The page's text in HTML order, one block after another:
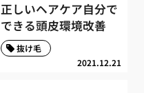
正しいヘアケア自分で
できる頭皮環境改善
2021.12.21
抜け毛